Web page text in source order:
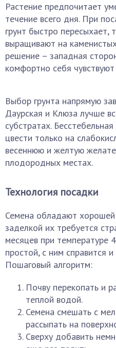
Растение предпочитает
течение всего дня. При
грунт быстро пересыхает,
выращивают на
решение – западная
комфортно себя
Выбор грунта напрямую
Даурская и Клюза лучше
субстратах.
цвести только на
весеннюю и желтую
плодородных местах.
Технология посадки
Семена обладают
заделкой их требуется
месяцев при температуре
простой, с ним справится
Пошаговый алгоритм:
Почву перекопать и
теплой водой.
Семена смешать с
рассыпать на
Сверху добавить